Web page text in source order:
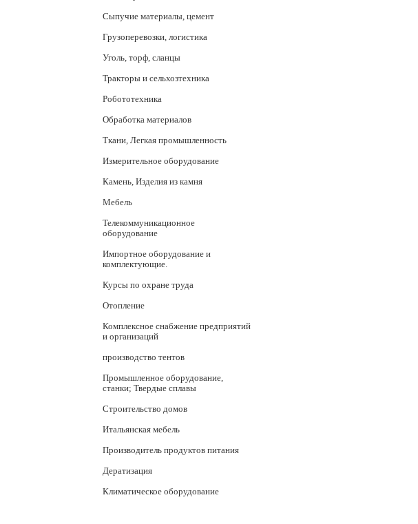
Сыпучие материалы, цемент
Грузоперевозки, логистика
Уголь, торф, сланцы
Тракторы и сельхозтехника
Робототехника
Обработка материалов
Ткани, Легкая промышленность
Измерительное оборудование
Камень, Изделия из камня
Мебель
Телекоммуникационное
оборудование
Импортное оборудование и
комплектующие.
Курсы по охране труда
Отопление
Комплексное снабжение предприятий
и организаций
производство тентов
Промышленное оборудование,
станки; Твердые сплавы
Строительство домов
Итальянская мебель
Производитель продуктов питания
Дератизация
Климатическое оборудование